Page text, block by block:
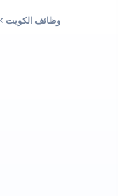
وظائف الكويت